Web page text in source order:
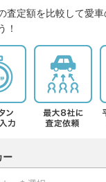
査定額を比較して愛
！
ー